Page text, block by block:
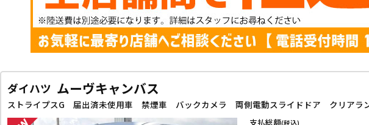
ダイハツ ムーヴキャンバス
支払総額(税込)